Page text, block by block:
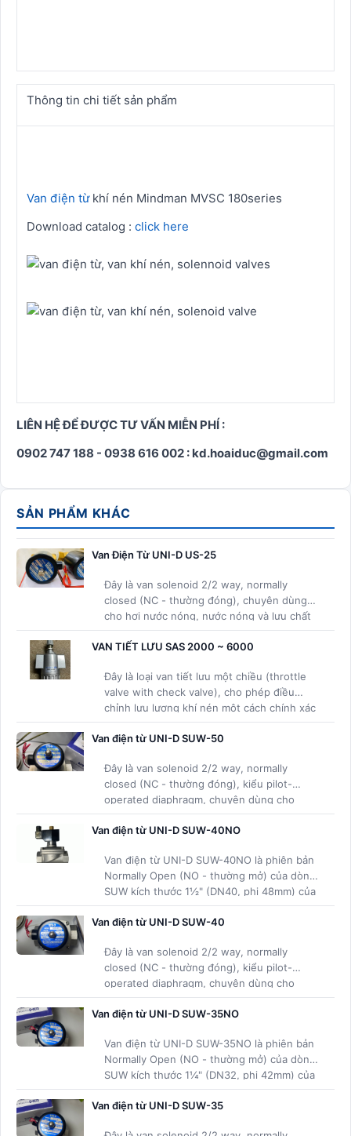
Thông tin chi tiết sản phẩm
Van điện từkhí nén Mindman MVSC 180series
Download catalog : click here
LIÊN HỆ ĐỂ ĐƯỢC TƯ VẤN MIỄN PHÍ :
0902 747 188 - 0938 616 002 : kd.hoaiduc@gmail.com
SẢN PHẨM KHÁC
Van Điện Từ UNI-D US-25
Đây là van solenoid 2/2 way, normally
closed (NC - thường đóng), chuyên dùng
cho hơi nước nóng, nước nóng và lưu chất
nhiệt độ cao
VAN TIẾT LƯU SAS 2000 ~ 6000
Đây là loại van tiết lưu một chiều (throttle
valve with check valve), cho phép điều
chỉnh lưu lượng khí nén một cách chính xác
để kiểm soát tốc độ chuyển động của xi
lanh khí nén, đồng thời cho khí nén chảy tự
Van điện từ UNI-D SUW-50
Đây là van solenoid 2/2 way, normally
closed (NC - thường đóng), kiểu pilot-
operated diaphragm, chuyên dùng cho
nước, khí nén, dầu nhẹ và môi trường cần
chống ăn mòn cao.
Van điện từ UNI-D SUW-40NO
Van điện từ UNI-D SUW-40NO là phiên bản
Normally Open (NO - thường mở) của dòng
SUW kích thước 1½" (DN40, phi 48mm) của
hãng UNI-D (Đài Loan)
Van điện từ UNI-D SUW-40
Đây là van solenoid 2/2 way, normally
closed (NC - thường đóng), kiểu pilot-
operated diaphragm, chuyên dùng cho
nước, khí nén, dầu nhẹ và môi trường cần
chống ăn mòn cao
Van điện từ UNI-D SUW-35NO
Van điện từ UNI-D SUW-35NO là phiên bản
Normally Open (NO - thường mở) của dòng
SUW kích thước 1¼" (DN32, phi 42mm) của
hãng UNI-D (Đài Loan).
Van điện từ UNI-D SUW-35